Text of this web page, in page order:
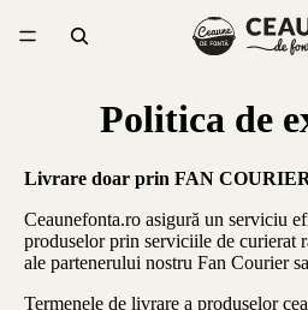
Politica de
Livrare doar prin FAN
Ceaunefonta.ro asigură un serviciu
produselor prin serviciile de curierat
ale partenerului nostru Fan Courier
Termenele de livrare a produselor